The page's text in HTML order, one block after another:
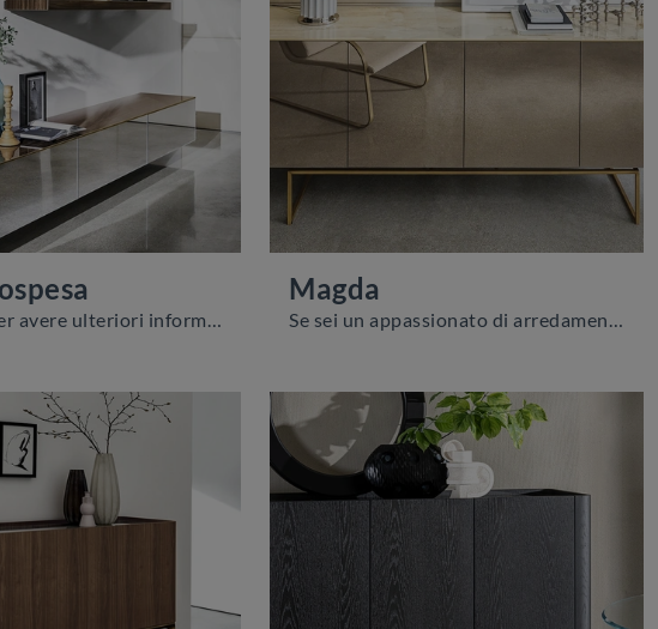
Contattaci per avere ulteriori informazioni sui mobili e complementi per il soggiorno: un'infinità di cassettiere moderne ti attende! Con lamadia qui ...
Magda
Se sei un appassionato di arredamento e sei sempre aggiornato riguardo i nuovi trend nel campo, il nostro centro espositivo è il posto giusto per te.